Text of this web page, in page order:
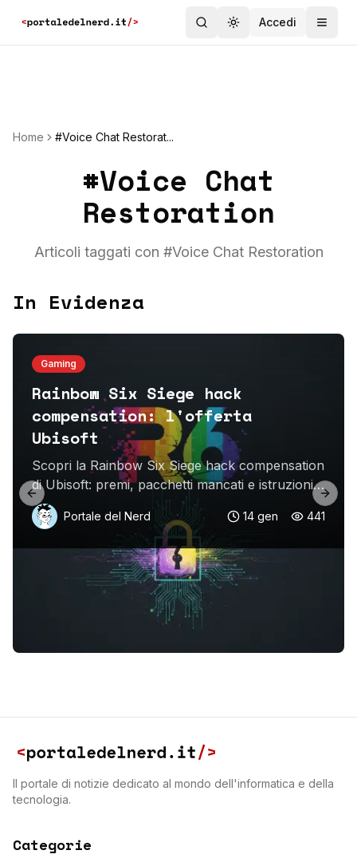
Toggle theme
Accedi
Home #Voice Chat Restorat...
#Voice Chat
Restoration
Articoli taggati con #Voice Chat Restoration
In Evidenza
Gaming
Rainbow Six Siege hack
compensation: l'offerta
Ubisoft
Scopri la Rainbow Six Siege hack compensation
di Ubisoft: premi, pacchetti mancati e istruzioni
per ottenere la ricompensa entro il 25 gennaio.
Portale del Nerd 14 gen 441
Previous slide Next
Il portale di notizie dedicato al mondo dell'informatica e della
tecnologia.
Categorie